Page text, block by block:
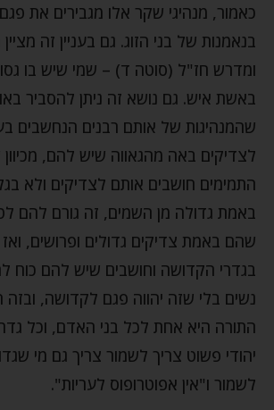
כאמור, מנהיגי שקר אלו מגבירים את
בנאמנות של בני הזוג. גם בעניין זה
ומדרש חז"ל (סוטה ד) – שמי שיש בו
באשת איש. גם נושא זה ניתן להסביר
שהמנהיגות של אותם רבנים הנחשבים
לצדיקים באה מהגאווה שיש להם,
התמימים חושבים אותם לצדיקים ולא
באמת גדולה מן השמים, זה גורם להם
שהם באמת צדיקים גדולים ופרושים,
בגדרי הקדושה וחושבים שיש להם כוח
נשים בלי שזה יהווה פגם לקדושה, ובזה
התורה היא אחת לכל בני האדם, וכל
יהודי פשוט צריך לשמור צריך גם מי
לשמור ו"אין אפוטרופוס לעריות".